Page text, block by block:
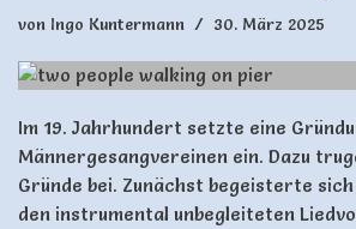
von Ingo Kuntermann 30. März 2025
Im 19. Jahrhundert setzte eine
Männergesangvereinen ein. Dazu
Gründe bei. Zunächst begeisterte
den instrumental unbegleiteten